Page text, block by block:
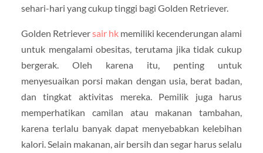
sehari-hari yang cukup tinggi bagi Golden Retriever.
Golden Retrieversair hk memiliki kecenderungan alami
untuk mengalami obesitas, terutama jika tidak cukup
bergerak. Oleh karena itu, penting untuk
menyesuaikan porsi makan dengan usia, berat badan,
dan tingkat aktivitas mereka. Pemilik juga harus
memperhatikan camilan atau makanan tambahan,
karena terlalu banyak dapat menyebabkan kelebihan
kalori. Selain makanan, air bersih dan segar harus selalu